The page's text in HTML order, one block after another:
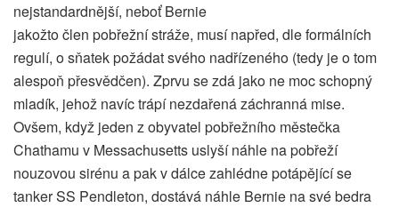
nejstandardnější, neboť Bernie
jakožto člen pobřežní stráže, musí napřed, dle formálních
regulí, o sňatek požádat svého nadřízeného (tedy je o tom
alespoň přesvědčen). Zprvu se zdá jako ne moc schopný
mladík, jehož navíc trápí nezdařená záchranná mise.
Ovšem, když jeden z obyvatel pobřežního městečka
Chathamu v Messachusetts uslyší náhle na pobřeží
nouzovou sirénu a pak v dálce zahlédne potápějící se
tanker SS Pendleton, dostává náhle Bernie na své bedra